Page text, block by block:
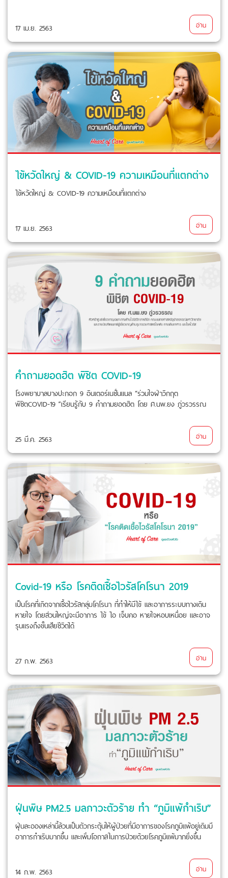
17 เม.ย. 2563 อ่าน
ไข้หวัดใหญ่ & COVID-19 ความเหมือนที่แตกต่าง
ไข้หวัดใหญ่ & COVID-19 ความเหมือนที่แตกต่าง
17 เม.ย. 2563 อ่าน
คำถามยอดฮิต พิชิต COVID-19
โรงพยาบาลบางปะกอก 9 อินเตอร์เนชั่นแนล “ร่วมใจฝ่าวิกฤต
พิชิตCOVID-19 ”เรียนรู้กับ 9 คำถามยอดฮิต โดย ศ.นพ.ยง ภู่วรวรรณ
25 มี.ค. 2563 อ่าน
Covid-19 หรือ โรคติดเชื้อไวรัสโคโรนา 2019
เป็นโรคที่เกิดจากเชื้อไวรัสกลุ่มโคโรนา ที่ทำให้มีไข้ และอาการระบบทางเดิน
หายใจ โดยส่วนใหญ่จะมีอาการ ไข้ ไอ เจ็บคอ หายใจหอบเหนื่อย และอาจ
รุนแรงถึงขั้นเสียชีวิตได้
27 ก.พ. 2563 อ่าน
ฝุ่นพิษ PM2.5 มลภาวะตัวร้าย ทำ “ภูมิแพ้กำเริบ”
ฝุ่นละอองเหล่านี้ล้วนเป็นตัวกระตุ้นให้ผู้ป่วยที่มีอาการของโรคภูมิแพ้อยู่เดิมมี
อาการกำเริบมากขึ้น และเพิ่มโอกาสในการป่วยด้วยโรคภูมิแพ้มากยิ่งขึ้น
14 ก.พ. 2563 อ่าน